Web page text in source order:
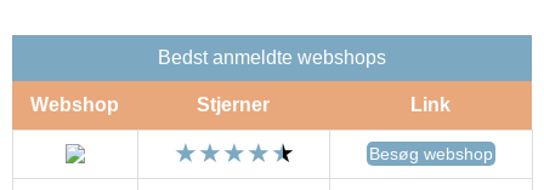
Bedst anmeldte webshops
Webshop Stjerner Link
Besøg webshop